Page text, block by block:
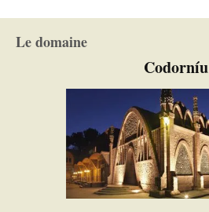
Le domaine
Codorníu